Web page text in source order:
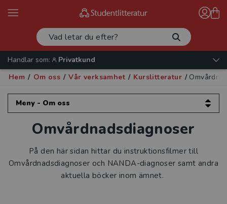
Handlar som:
Privatkund
Hem / Om oss / Vår verksamhet / Kurslitteratur /
Meny - Om oss
Om oss
Kontakta oss
Vår verksamhet
Omvårdnadsdiagnoser
På den här sidan hittar du instruktionsfilmer till
Omvårdnadsdiagnoser och NANDA-diagnoser samt andra
aktuella böcker inom ämnet.